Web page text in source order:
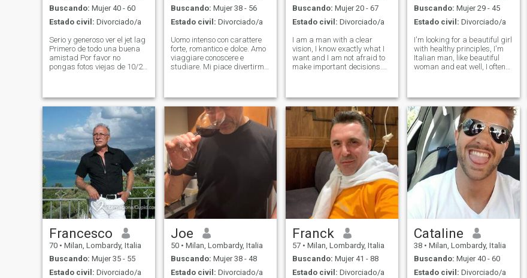
Buscando: Mujer 40 - 60
Estado civil: Divorciado/a
Serio y generoso ver el jet lag
Primero de todo una buena
amistad Por favor no
pongas fotos viejas de 10/20
importante. No me preguntes
whatsapp después de 5
minutos no te respondo. Si
sólo tienes una foto no me
contactes. Si usted piensa
que soy un viejo slobberer
clueless, usted está
equivocado. No hay estafa,
no hay falsedad, no hay
chicas de la llamada.
Buscando: Mujer 38 - 56
Estado civil: Divorciado/a
Uomo intenso con carattere
forte, romantico e dolce. Amo
viaggiare conoscere e
studiare. Mi piace divertirmi
coerenti, che mentono o che
nascondono le loro emozioni.
Buscando: Mujer 20 - 67
Estado civil: Divorciado/a
I am a man with a clear
vision, I know exactly what I
want and I am not afraid to
make important decisions.
Therefore, in a relationship I
can offer security, stability, p
Buscando: Mujer 29 - 45
Estado civil: Divorciado/a
I'm looking for a beautiful girl
with healthy principles, I'm
Italian man, like beautiful
woman and eat well, I often
want ties, I look for a woman
of beautif
Francesco
70 • Milan, Lombardy, Italia
Buscando: Mujer 35 - 55
Estado civil: Divorciado/a
Joe
50 • Milan, Lombardy, Italia
Buscando: Mujer 38 - 48
Estado civil: Divorciado/a
Franck
57 • Milan, Lombardy, Italia
Buscando: Mujer 41 - 88
Estado civil: Divorciado/a
Cataline
38 • Milan, Lombardy, Italia
Buscando: Mujer 40 - 60
Estado civil: Divorciado/a